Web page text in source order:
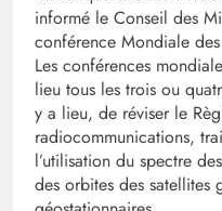
informé le Conseil des
conférence Mondiale
Les conférences
lieu tous les trois ou
y a lieu, de réviser le
radiocommunications,
l’utilisation du spectre
des orbites des satellites